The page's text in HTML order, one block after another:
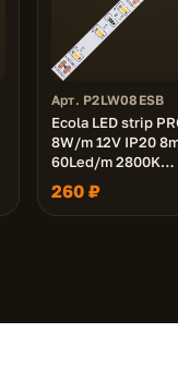
Арт. P2LW08ESB
Ecola LED strip
8W/m 12V IP20
60Led/m 2800K
12Lm/LED 720Lm/m
светодиодная
катушке 5м.
260 ₽